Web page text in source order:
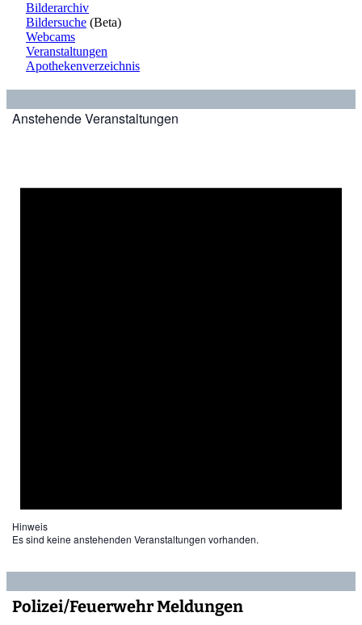
Bilderarchiv
Bildersuche (Beta)
Webcams
Veranstaltungen
Apothekenverzeichnis
Anstehende Veranstaltungen
Hinweis
Es sind keine anstehenden Veranstaltungen vorhanden.
Polizei/Feuerwehr Meldungen